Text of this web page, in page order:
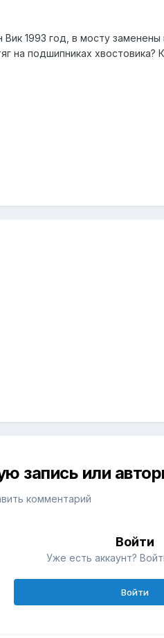
1993 год, в мосту
на подшипниках хвостовика?
запись или
комментарий
Войти
Уже есть аккаунт?
Войти